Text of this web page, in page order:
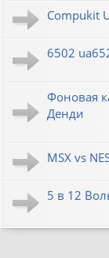
Compukit
6502
Фоновая
Денди
MSX vs
5 в 12